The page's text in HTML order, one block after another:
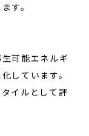
す。
可能エネルギ
しています。
イルとして評